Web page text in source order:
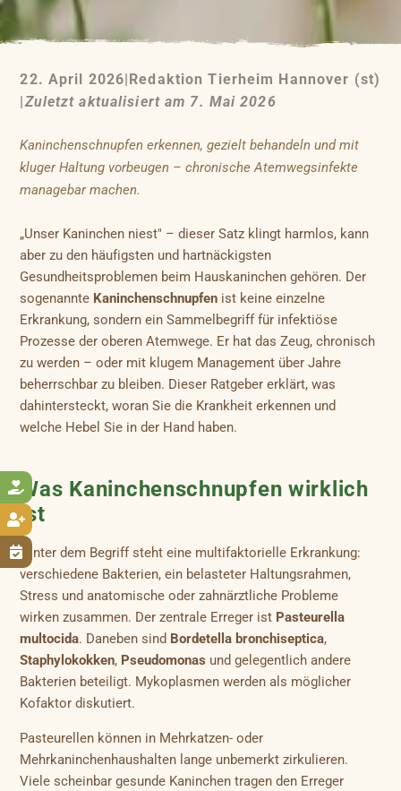



22. April 2026|Redaktion Tierheim Hannover (st)
|Zuletzt aktualisiert am 7. Mai 2026
Kaninchenschnupfen erkennen, gezielt behandeln und mit
kluger Haltung vorbeugen – chronische Atemwegsinfekte
managebar machen.
„Unser Kaninchen niest" – dieser Satz klingt harmlos, kann
aber zu den häufigsten und hartnäckigsten
Gesundheitsproblemen beim Hauskaninchen gehören. Der
sogenannte Kaninchenschnupfen ist keine einzelne
Erkrankung, sondern ein Sammelbegriff für infektiöse
Prozesse der oberen Atemwege. Er hat das Zeug, chronisch
zu werden – oder mit klugem Management über Jahre
beherrschbar zu bleiben. Dieser Ratgeber erklärt, was
dahintersteckt, woran Sie die Krankheit erkennen und
welche Hebel Sie in der Hand haben.
Was Kaninchenschnupfen wirklich
ist
Hinter dem Begriff steht eine multifaktorielle Erkrankung:
verschiedene Bakterien, ein belasteter Haltungsrahmen,
Stress und anatomische oder zahnärztliche Probleme
wirken zusammen. Der zentrale Erreger ist Pasteurella
multocida. Daneben sind Bordetella bronchiseptica,
Staphylokokken, Pseudomonas und gelegentlich andere
Bakterien beteiligt. Mykoplasmen werden als möglicher
Kofaktor diskutiert.
Pasteurellen können in Mehrkatzen- oder
Mehrkaninchenhaushalten lange unbemerkt zirkulieren.
Viele scheinbar gesunde Kaninchen tragen den Erreger